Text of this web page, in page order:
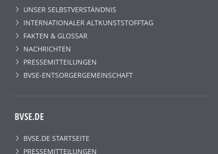
UNSER SELBSTVERSTÄNDNIS
INTERNATIONALER ALTKUNSTSTOFFTAG
FAKTEN & GLOSSAR
NACHRICHTEN
PRESSEMITTEILUNGEN
BVSE-ENTSORGERGEMEINSCHAFT
BVSE.DE
BVSE.DE STARTSEITE
PRESSEMITTEILUNGEN